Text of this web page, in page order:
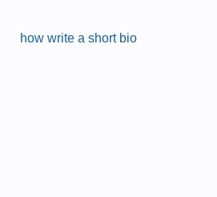
how write a short bio